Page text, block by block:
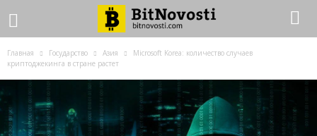
Главная Государство Азия
Microsoft Korea: количество случаев
криптоджекинга в стране растет